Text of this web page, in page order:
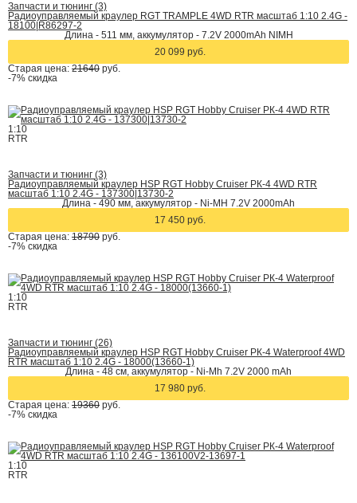
Запчасти и тюнинг (3)
Радиоуправляемый краулер RGT TRAMPLE 4WD RTR масштаб 1:10 2.4G -
18100|R86297-2
Длина - 511 мм, аккумулятор - 7.2V 2000mAh NIMH
20 099 руб.
Старая цена: 21640 руб.
-7% скидка
1:10
RTR
Запчасти и тюнинг (3)
Радиоуправляемый краулер HSP RGT Hobby Cruiser РК-4 4WD RTR
масштаб 1:10 2.4G - 137300|13730-2
Длина - 490 мм, аккумулятор - Ni-MH 7.2V 2000mAh
17 450 руб.
Старая цена: 18790 руб.
-7% скидка
1:10
RTR
Запчасти и тюнинг (26)
Радиоуправляемый краулер HSP RGT Hobby Cruiser РК-4 Waterproof 4WD
RTR масштаб 1:10 2.4G - 18000(13660-1)
Длина - 48 см, аккумулятор - Ni-Mh 7.2V 2000 mAh
17 980 руб.
Старая цена: 19360 руб.
-7% скидка
1:10
RTR